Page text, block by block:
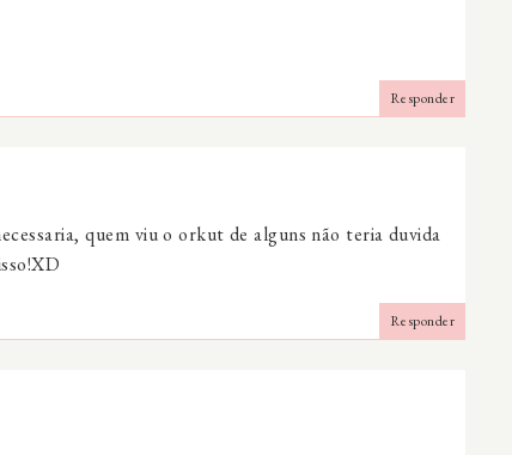
Responder
quem viu o orkut de alguns não teria duvida
Responder